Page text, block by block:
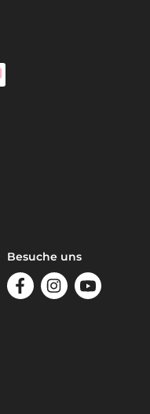
Besuche uns